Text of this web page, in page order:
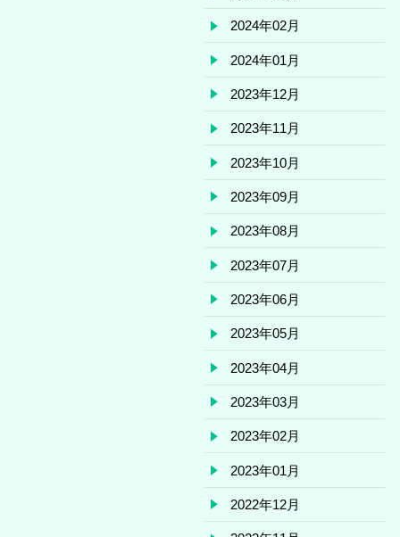
2024年02月
2024年01月
2023年12月
2023年11月
2023年10月
2023年09月
2023年08月
2023年07月
2023年06月
2023年05月
2023年04月
2023年03月
2023年02月
2023年01月
2022年12月